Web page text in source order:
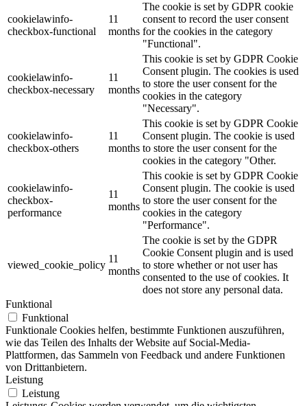
cookielawinfo-
checkbox-functional
11
months
The cookie is set by GDPR cookie
consent to record the user consent
for the cookies in the category
"Functional".
cookielawinfo-
checkbox-necessary
11
months
This cookie is set by GDPR Cookie
Consent plugin. The cookies is used
to store the user consent for the
cookies in the category
"Necessary".
cookielawinfo-
checkbox-others
11
months
This cookie is set by GDPR Cookie
Consent plugin. The cookie is used
to store the user consent for the
cookies in the category "Other.
cookielawinfo-
checkbox-
performance
11
months
This cookie is set by GDPR Cookie
Consent plugin. The cookie is used
to store the user consent for the
cookies in the category
"Performance".
viewed_cookie_policy
11
months
The cookie is set by the GDPR
Cookie Consent plugin and is used
to store whether or not user has
consented to the use of cookies. It
does not store any personal data.
Funktional
Funktional
Funktionale Cookies helfen, bestimmte Funktionen auszuführen,
wie das Teilen des Inhalts der Website auf Social-Media-
Plattformen, das Sammeln von Feedback und andere Funktionen
von Drittanbietern.
Leistung
Leistung